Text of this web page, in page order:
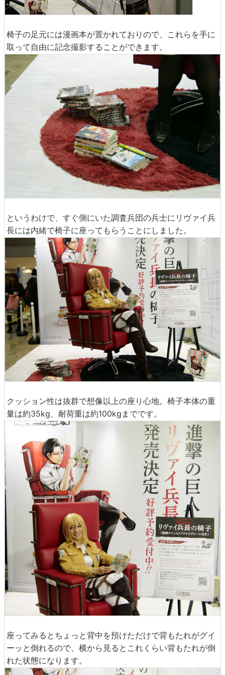
椅子の足元には漫画本が置かれておりので、これらを手に
取って自由に記念撮影することができます。
というわけで、すぐ側にいた調査兵団の兵士にリヴァイ兵
長には内緒で椅子に座ってもらうことにしました。
クッション性は抜群で想像以上の座り心地。椅子本体の重
量は約35kg、耐荷重は約100kgまでです。
座ってみるとちょっと背中を預けただけで背もたれがグイ
ーッと倒れるので、横から見るとこれくらい背もたれが倒
れた状態になります。